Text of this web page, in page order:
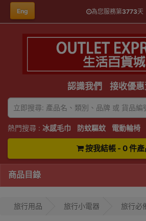
Eng 為您服務第3773天
認識我們 接收優
熱門搜尋 : 冰感毛巾 防蚊驅蚊 電動輪椅
按我結帳 - 0 件
商品目錄
旅行用品 旅行小電器 旅行必